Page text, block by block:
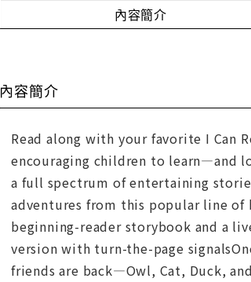
內容簡介
內容簡介
Read along with your favorite I Can
encouraging children to learn—and
a full spectrum of entertaining
adventures from this popular line of
beginning-reader storybook and a
version with turn-the-page
friends are back—Owl, Cat, Duck,